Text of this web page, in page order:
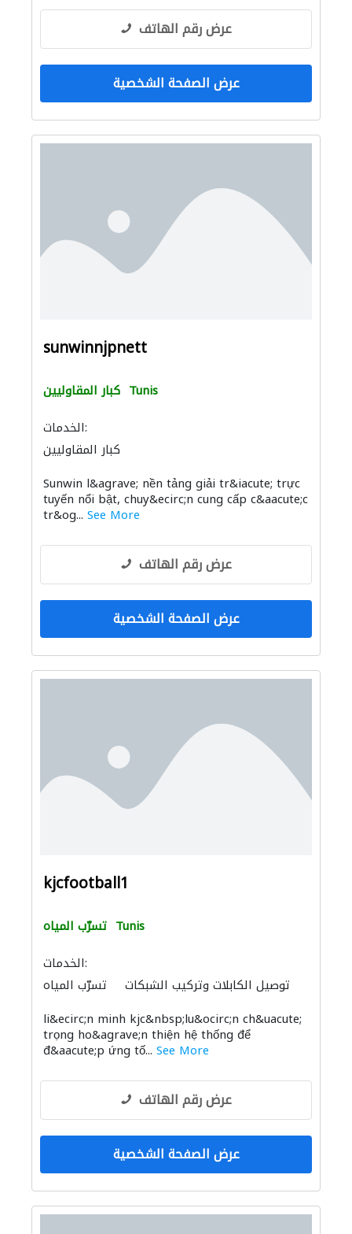
عرض رقم الهاتف
عرض الصفحة الشخصية
sunwinnjpnett
كبار المقاوليين Tunis
الخدمات:
كبار المقاوليين
Sunwin l&agrave; nền tảng giải tr&iacute; trực
tuyến nổi bật, chuy&ecirc;n cung cấp c&aacute;c
tr&og... See More
عرض رقم الهاتف
عرض الصفحة الشخصية
kjcfootball1
تسرّب المياه Tunis
الخدمات:
تسرّب المياه
توصيل الكابلات وتركيب الشبكات
li&ecirc;n minh kjc&nbsp;lu&ocirc;n ch&uacute;
trọng ho&agrave;n thiện hệ thống để
đ&aacute;p ứng tố... See More
عرض رقم الهاتف
عرض الصفحة الشخصية